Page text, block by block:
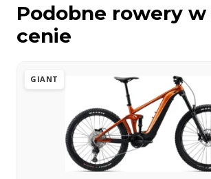
Podobne rowery
cenie
GIANT